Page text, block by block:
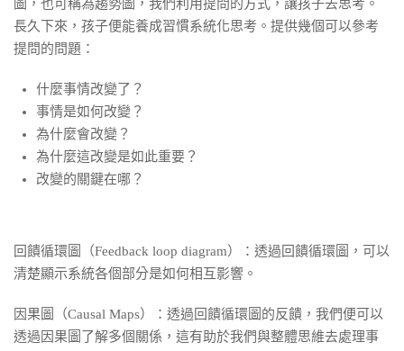
圖，也可稱為趨勢圖，我們利用提問的方式，讓孩子去思考。
長久下來，孩子便能養成習慣系統化思考。提供幾個可以參考
提問的問題：
什麼事情改變了？
事情是如何改變？
為什麼會改變？
為什麼這改變是如此重要？
改變的關鍵在哪？
回饋循環圖（Feedback loop diagram）：透過回饋循環圖，可以
清楚顯示系統各個部分是如何相互影響。
因果圖（Causal Maps）：透過回饋循環圖的反饋，我們便可以
透過因果圖了解多個關係，這有助於我們與整體思維去處理事